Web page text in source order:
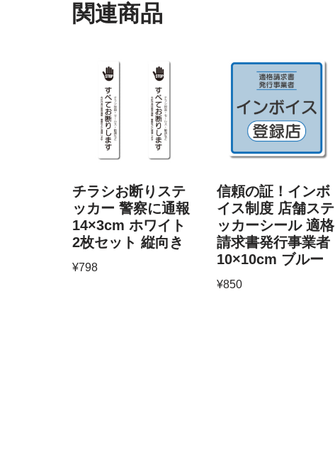
関連商品
チラシお断りステ
ッカー 警察に通報
14×3cm ホワイト
2枚セット 縦向き
¥798
信頼の証！インボ
イス制度 店舗ステ
ッカーシール 適格
請求書発行事業者
10×10cm ブルー
¥850